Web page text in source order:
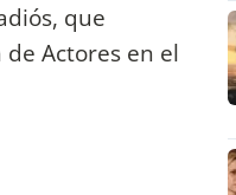
que
Actores en el